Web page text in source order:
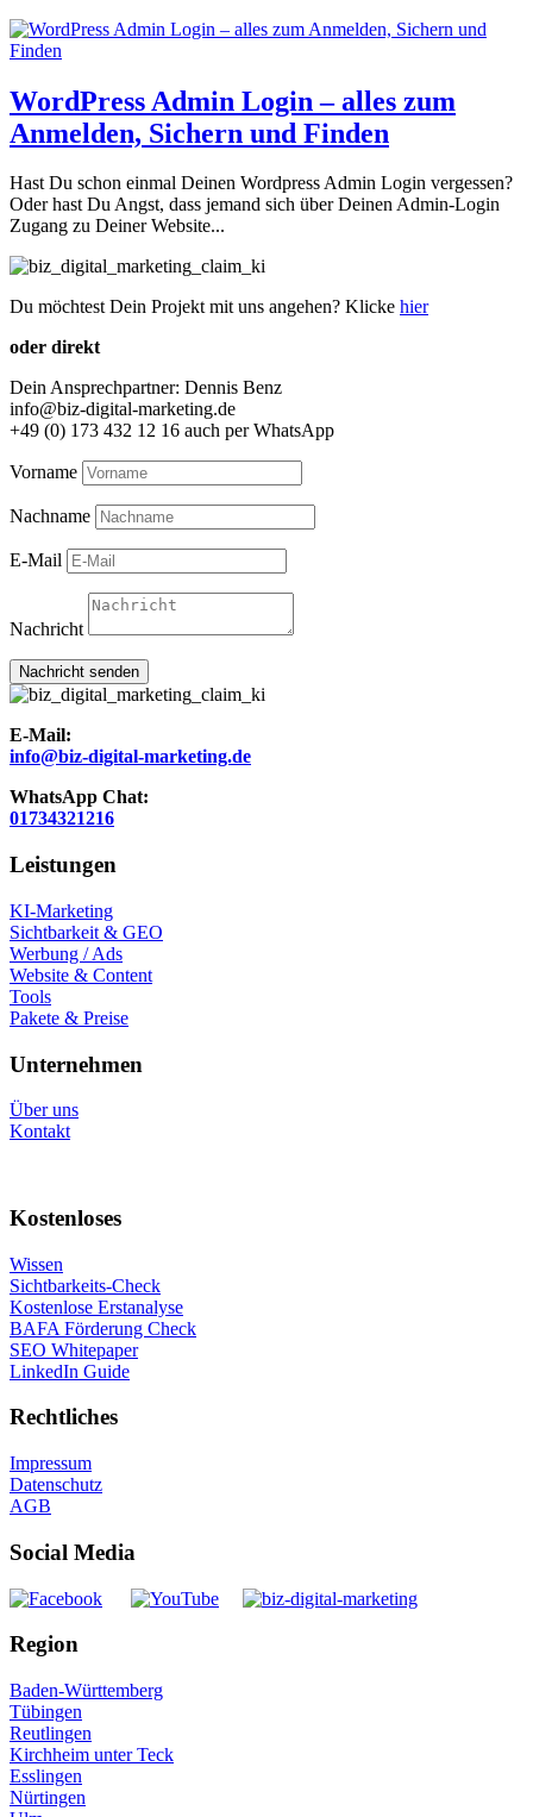
WordPress Admin Login – alles zum
Anmelden, Sichern und Finden
Hast Du schon einmal Deinen Wordpress Admin Login vergessen?
Oder hast Du Angst, dass jemand sich über Deinen Admin-Login
Zugang zu Deiner Website...
Du möchtest Dein Projekt mit uns angehen? Klicke hier
oder direkt
Dein Ansprechpartner: Dennis Benz
info@biz-digital-marketing.de
+49 (0) 173 432 12 16 auch per WhatsApp
Vorname
Nachname
E-Mail
Nachricht
Nachricht senden
E-Mail:
info@biz-digital-marketing.de
WhatsApp Chat:
01734321216
Leistungen
KI-Marketing
Sichtbarkeit & GEO
Werbung / Ads
Website & Content
Tools
Pakete & Preise
Unternehmen
Über uns
Kontakt
Kostenloses
Wissen
Sichtbarkeits-Check
Kostenlose Erstanalyse
BAFA Förderung Check
SEO Whitepaper
LinkedIn Guide
Rechtliches
Impressum
Datenschutz
AGB
Social Media
Region
Baden-Württemberg
Tübingen
Reutlingen
Kirchheim unter Teck
Esslingen
Nürtingen